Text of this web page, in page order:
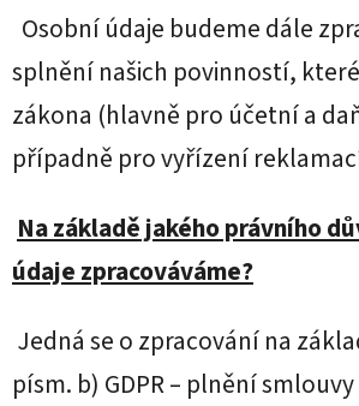
Osobní údaje budeme dále
splnění našich povinností,
zákona (hlavně pro účetní a
případně pro vyřízení
Na základě jakého právního
údaje zpracováváme?
Jedná se o zpracování na
písm. b) GDPR – plnění